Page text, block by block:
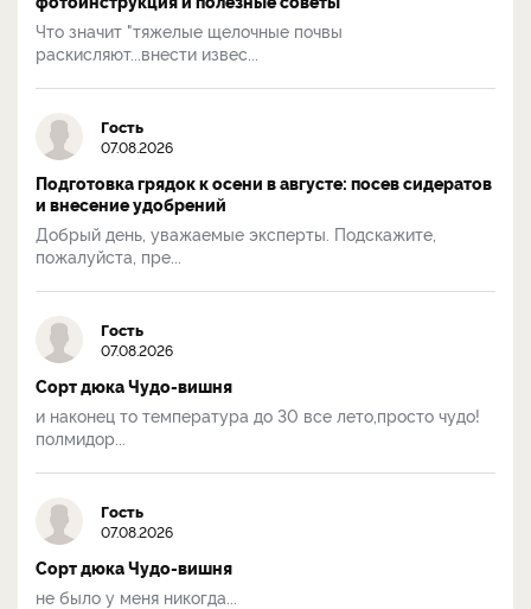
Что значит "тяжелые щелочные почвы
раскисляют...внести извес...
Гость
07.08.2026
Подготовка грядок к осени в августе: посев сидератов
и внесение удобрений
Добрый день, уважаемые эксперты. Подскажите,
пожалуйста, пре...
Гость
07.08.2026
Сорт дюка Чудо-вишня
и наконец то температура до 30 все лето,просто чудо!
полмидор...
Гость
07.08.2026
Сорт дюка Чудо-вишня
не было у меня никогда...